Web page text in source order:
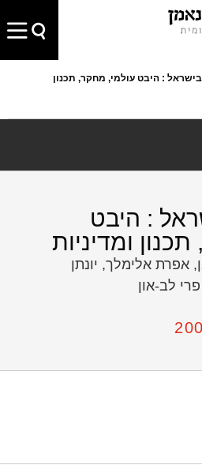
בישראל : היבט עולמי, מחקר, תכנון
: היבט
ומדיניות
אפרת אלימלך, יונתן
לב-און